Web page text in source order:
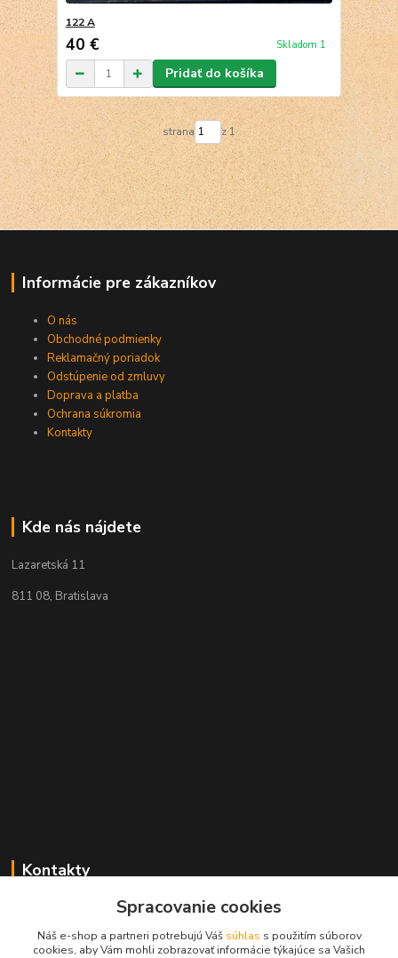
122 A
40 € Skladom 1
Pridať do košíka
strana z 1
Informácie pre zákazníkov
O nás
Obchodné podmienky
Reklamačný poriadok
Odstúpenie od zmluvy
Doprava a platba
Ochrana súkromia
Kontakty
Kde nás nájdete
Lazaretská 11
811 08, Bratislava
Kontakty
+421 2 529 67 411
(Po - Pia: 10:00 - 17:30)
Spracovanie cookies
Náš e-shop a partneri potrebujú Váš súhlas s použitím súborov
cookies, aby Vám mohli zobrazovať informácie týkajúce sa Vašich